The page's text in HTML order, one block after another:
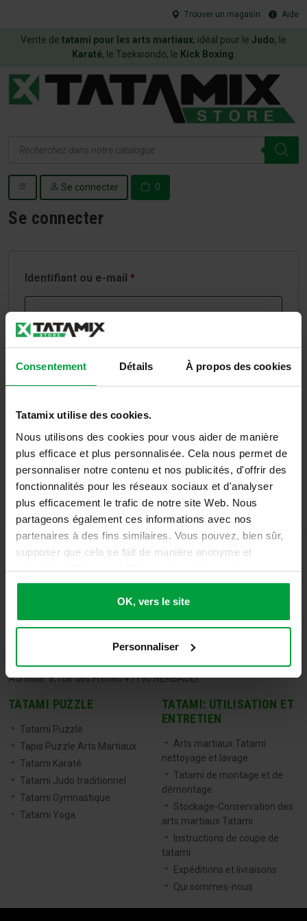
Consentement Détails À propos des cookies
Tatamix utilise des cookies.
Nous utilisons des cookies pour vous aider de manière
plus efficace et plus personnalisée. Cela nous permet de
personnaliser notre contenu et nos publicités, d'offrir des
fonctionnalités pour les réseaux sociaux et d'analyser
plus efficacement le trafic de notre site Web. Nous
partageons également ces informations avec nos
partenaires à des fins similaires. Vous pouvez, bien sûr,
supposer que cela se fait de manière anonyme et
sécurisée. Cliquez sur 'Ok, vers le site' pour tout
accepter ou ajustez manuellement vos préférences.
OK, vers le site
Personnaliser
Trouver un magasin Aide
Vente de tatami pour les arts martiaux, idéal pour le Judo, le
Karaté, le Taekwondo, le Kick Boxing
de
Se connecter 0
Se connecter
Identifiant ou e-mail *
Mot de passe
Se connecter
Mot de passe perdu ?
TATAMIX FRANCE
Email:info@tatamixstore.com
Adresse: 8, rue des Frênes 41190 HERBAULT
TATAMI PUZZLE
Tatami Puzzle
Tapis Puzzle Arts Martiaux
Tatami Karaté
Tatami Judo traditionnel
Tatami Gymnastique
Tatami Yoga
TATAMI: UTILISATION ET
ENTRETIEN
Arts martiaux Tatami
nettoyage et lavage
Tatami de montage et de
démontage
Stockage-Conservation des
arts martiaux Tatami
Instructions de coupe de
tatami
Expéditions et livraisons
Qui sommes-nous